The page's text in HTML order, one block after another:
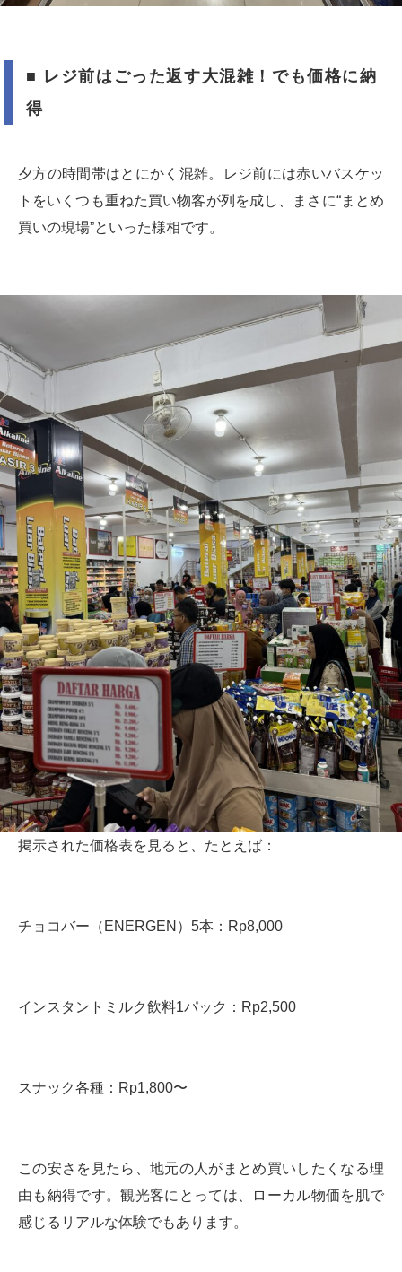
■ レジ前はごった返す大混雑！でも価格に納
得
夕方の時間帯はとにかく混雑。レジ前には赤いバスケッ
トをいくつも重ねた買い物客が列を成し、まさに“まとめ
買いの現場”といった様相です。
掲示された価格表を見ると、たとえば：
チョコバー（ENERGEN）5本：Rp8,000
インスタントミルク飲料1パック：Rp2,500
スナック各種：Rp1,800〜
この安さを見たら、地元の人がまとめ買いしたくなる理
由も納得です。観光客にとっては、ローカル物価を肌で
感じるリアルな体験でもあります。